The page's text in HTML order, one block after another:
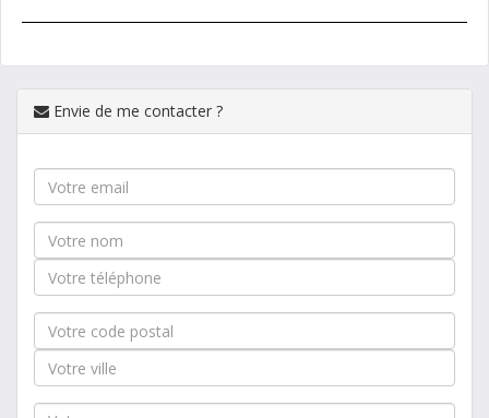
Envie de me contacter ?